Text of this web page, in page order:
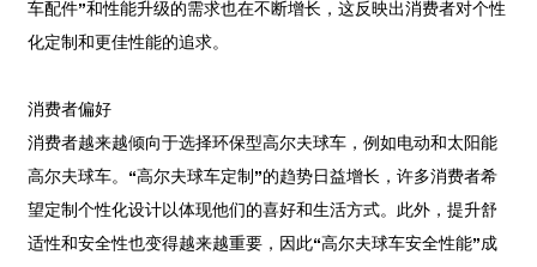
车配件”和性能升级的需求也在不断增长，这反映出消费者对个性
化定制和更佳性能的追求。
消费者偏好
消费者越来越倾向于选择环保型高尔夫球车，例如电动和太阳能
高尔夫球车。“高尔夫球车定制”的趋势日益增长，许多消费者希
望定制个性化设计以体现他们的喜好和生活方式。此外，提升舒
适性和安全性也变得越来越重要，因此“高尔夫球车安全性能”成